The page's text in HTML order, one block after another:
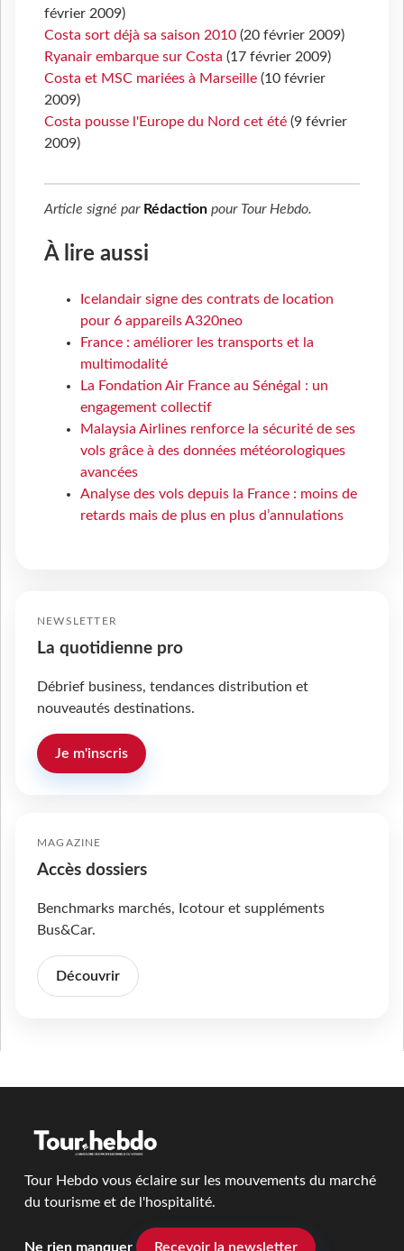
février 2009)
Costa sort déjà sa saison 2010 (20 février 2009)
Ryanair embarque sur Costa (17 février 2009)
Costa et MSC mariées à Marseille (10 février
2009)
Costa pousse l'Europe du Nord cet été (9 février
2009)
Article signé par Rédaction pour Tour Hebdo.
À lire aussi
Icelandair signe des contrats de location
pour 6 appareils A320neo
France : améliorer les transports et la
multimodalité
La Fondation Air France au Sénégal : un
engagement collectif
Malaysia Airlines renforce la sécurité de ses
vols grâce à des données météorologiques
avancées
Analyse des vols depuis la France : moins de
retards mais de plus en plus d’annulations
NEWSLETTER
La quotidienne pro
Débrief business, tendances distribution et
nouveautés destinations.
Je m'inscris
MAGAZINE
Accès dossiers
Benchmarks marchés, Icotour et suppléments
Bus&Car.
Découvrir
Tour Hebdo vous éclaire sur les mouvements du marché
du tourisme et de l'hospitalité.
Ne rien manquer Recevoir la newsletter